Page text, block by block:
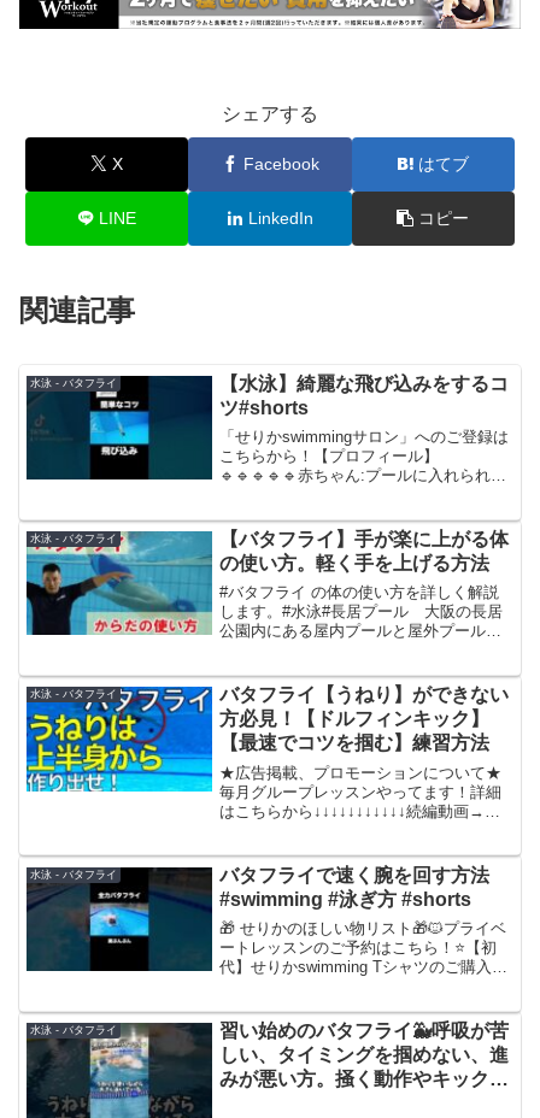
シェアする
X Facebook はてブ
LINE LinkedIn コピー
関連記事
水泳 - バタフライ
【水泳】綺麗な飛び込みをするコ
ツ#shorts
「せりかswimmingサロン」へのご登録は
こちらから！【プロフィール】
🔹🔹🔹🔹🔹赤ちゃん:プールに入れられる
イミングへ中学•高校生:水泳部所属。専門
はバタフライ。...
水泳 - バタフライ
【バタフライ】手が楽に上がる体
の使い方。軽く手を上げる方法
#バタフライ の体の使い方を詳しく解説
します。#水泳#長居プール 大阪の長居
公園内にある屋内プールと屋外プール
により休館中です。【ホームページ】
【Instagram】【...
水泳 - バタフライ
バタフライ【うねり】ができない
方必見！【ドルフィンキック】
【最速でコツを掴む】練習方法
★広告掲載、プロモーションについて★
毎月グループレッスンやってます！詳細
はこちらから↓↓↓↓↓↓↓↓↓↓↓続編動画→う
す！！オンライン水泳教室はこちらか
ら！↓↓↓↓↓↓↓...
水泳 - バタフライ
バタフライで速く腕を回す方法
#swimming #泳ぎ方 #shorts
🎁 せりかのほしい物リスト🎁🐱プライベ
ートレッスンのご予約はこちら！⭐️【初
代】せりかswimming Tシャツのご購入は
ら！ 🐬せりかswimming公式...
水泳 - バタフライ
習い始めのバタフライ🐳呼吸が苦
しい、タイミングを掴めない、進
みが悪い方。掻く動作やキックの